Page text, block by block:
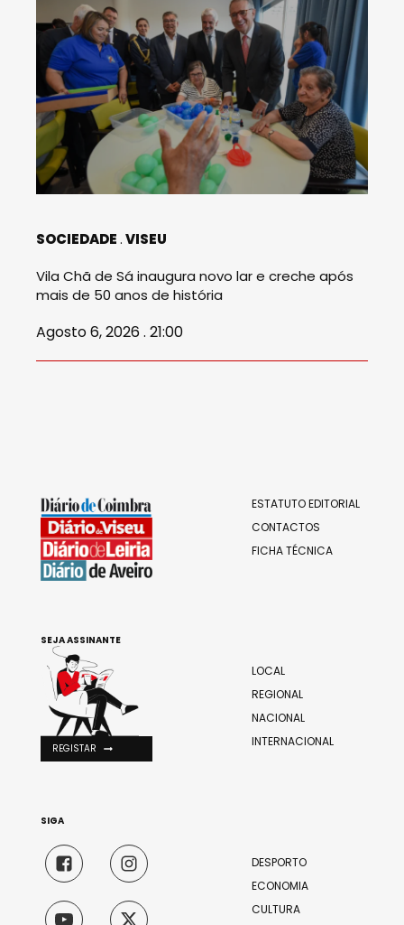
SOCIEDADE VISEU
Vila Chã de Sá inaugura novo lar e creche após
mais de 50 anos de história
Agosto 6, 2026 . 21:00
ESTATUTO EDITORIAL
CONTACTOS
FICHA TÉCNICA
LOCAL
REGIONAL
NACIONAL
INTERNACIONAL
DESPORTO
ECONOMIA
CULTURA
SEJA ASSINANTE
REGISTAR
SIGA